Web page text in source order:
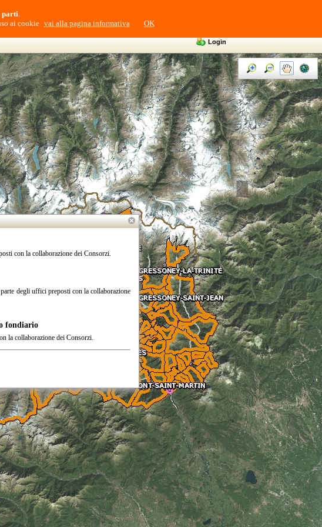
parti.
ai cookie vai alla pagina informativa OK
Login
con la collaborazione dei Consorzi.
degli uffici preposti con la collaborazione
fondiario
la collaborazione dei Consorzi.